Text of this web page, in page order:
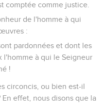
comptée comme justice.
de l'homme à qui
:
pardonnées et dont les
l'homme à qui le Seigneur
!
circoncis, ou bien est-il
effet, nous disons que la